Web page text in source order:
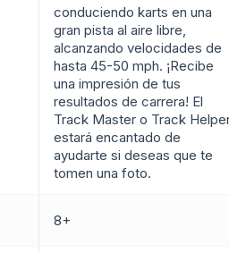
conduciendo karts en una
gran pista al aire libre,
alcanzando velocidades de
hasta 45-50 mph. ¡Recibe
una impresión de tus
resultados de carrera! El
Track Master o Track
estará encantado de
ayudarte si deseas que te
tomen una foto.
8+